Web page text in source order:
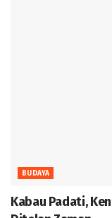
BUDAYA
Kabau Padati,